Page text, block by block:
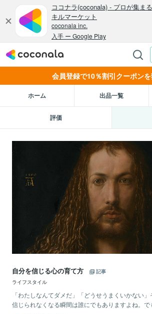
会員登録で10％割引クーポンを
ホーム 出品一覧
評価
自分を信じる心の育て方
記事
ライフスタイル
「わたしなんてダメだ」「どうせうまくいかない
信じられなくなる瞬間は誰にでもありますよね。で